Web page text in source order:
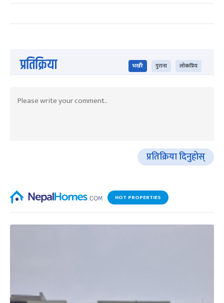
प्रतिक्रिया भर्खरै पुराना लोकप्रिय
प्रतिक्रिया दिनुहोस्
HOT PROPERTIES